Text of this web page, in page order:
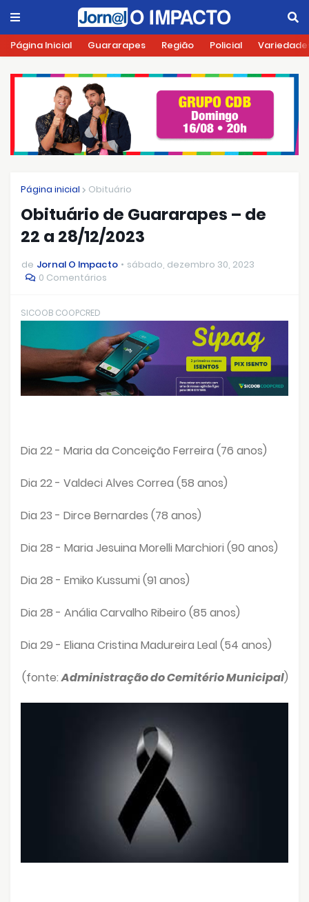
Página Inicial Guararapes Região Policial
Página inicial Obituário
Obituário de Guararapes – de
22 a 28/12/2023
de Jornal O Impacto
sábado, dezembro 30, 2023
0 Comentários
SICOOB COOPCRED
Dia 22 - Maria da Conceição Ferreira (76 anos)
Dia 22 - Valdeci Alves Correa (58 anos)
Dia 23 - Dirce Bernardes (78 anos)
Dia 28 - Maria Jesuina Morelli Marchiori (90 anos)
Dia 28 - Emiko Kussumi (91 anos)
Dia 28 - Anália Carvalho Ribeiro (85 anos)
Dia 29 - Eliana Cristina Madureira Leal (54 anos)
(fonte:Administração do Cemitério Municipal)